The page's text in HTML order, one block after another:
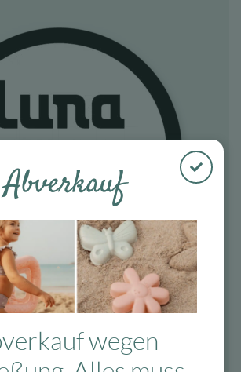
– 13:00 Uhr
Abverkauf
wegen